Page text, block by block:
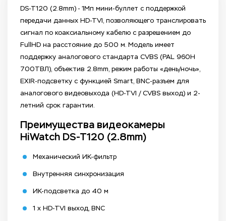
DS-T120 (2.8mm) - 1Мп мини-буллет с поддержкой
передачи данных HD-TVI, позволяющего транслировать
сигнал по коаксиальному кабелю с разрешением до
FullHD на расстояние до 500 м. Модель имеет
поддержку аналогового стандарта CVBS (PAL 960H
700ТВЛ), объектив 2.8mm, режим работы «день/ночь»,
EXIR-подсветку с функцией Smart, BNC-разъем для
аналогового видеовыхода (HD-TVI / CVBS выход) и 2-
летний срок гарантии.
Преимущества видеокамеры
HiWatch DS-T120 (2.8mm)
Механический ИК-фильтр
Внутренняя синхронизация
ИК-подсветка до 40 м
1 x HD-TVI выход, BNC